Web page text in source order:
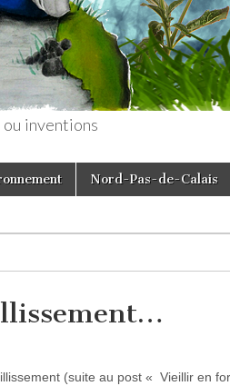
inventions
Nord-Pas-de-Calais
(suite au post « Vieillir en